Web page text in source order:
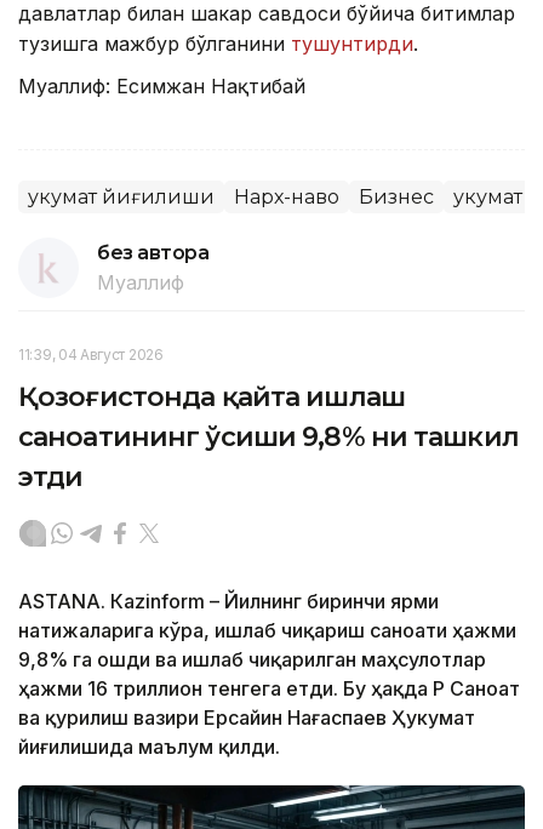
давлатлар билан шакар савдоси бўйича битимлар
тузишга мажбур бўлганини тушунтирди.
Муаллиф: Есимжан Нақтибай
Ҳукумат йиғилиши Нарх-наво Бизнес Ҳукумат
без автора
Муаллиф
11:39, 04 Август 2026
Қозоғистонда қайта ишлаш
саноатининг ўсиши 9,8% ни ташкил
этди
ASTANА. Кazinform – Йилнинг биринчи ярми
натижаларига кўра, ишлаб чиқариш саноати ҳажми
9,8% га ошди ва ишлаб чиқарилган маҳсулотлар
ҳажми 16 триллион тенгега етди. Бу ҳақда ҚР Саноат
ва қурилиш вазири Ерсайин Нағаспаев Ҳукумат
йиғилишида маълум қилди.